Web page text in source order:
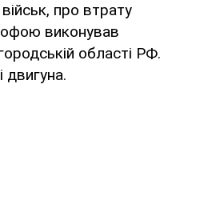
про втрату
виконував
області РФ.
двигуна.